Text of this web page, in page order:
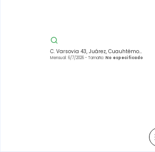
C. Varsovia 43, Juárez, Cuauhtémoc,
06600 Col. Juárez, CDMX, México
Mensual: 6/7/2026- Tamaño: No especificado